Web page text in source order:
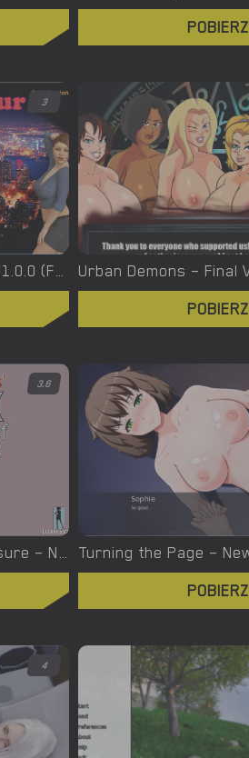
POBIERZ
3
Urban Voyeur – New Version 1.0.0 (Full Game) [Cesar Games]
POBIERZ
3.6
Uncle Vulvius’ House of Pleasure – New Version 0.14.1 [CherrySock]
POBIERZ
4